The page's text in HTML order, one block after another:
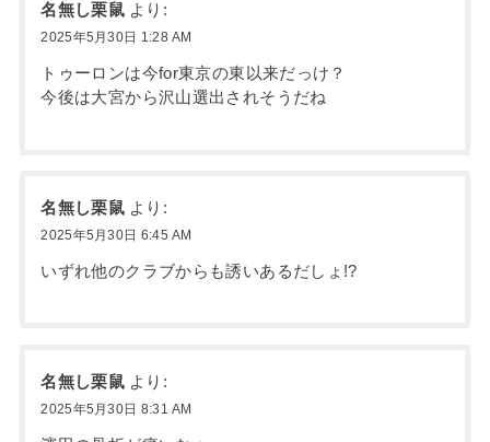
名無し栗鼠 より:
2025年5月30日 1:28 AM
トゥーロンは今for東京の東以来だっけ？
今後は大宮から沢山選出されそうだね
名無し栗鼠 より:
2025年5月30日 6:45 AM
いずれ他のクラブからも誘いあるだしょ!?
名無し栗鼠 より:
2025年5月30日 8:31 AM